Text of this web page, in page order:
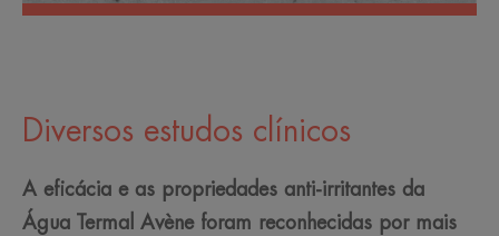
Diversos estudos clínicos
A eficácia e as propriedades anti-irritantes da
Água Termal Avène foram reconhecidas por mais